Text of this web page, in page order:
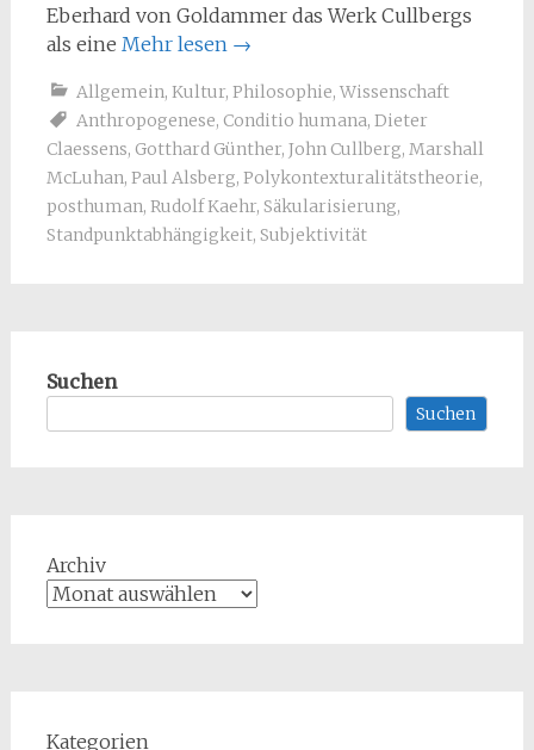
Eberhard von Goldammer das Werk Cullbergs
als eine Mehr lesen →
Allgemein, Kultur, Philosophie, Wissenschaft
Anthropogenese, Conditio humana, Dieter
Claessens, Gotthard Günther, John Cullberg, Marshall
McLuhan, Paul Alsberg, Polykontexturalitätstheorie,
posthuman, Rudolf Kaehr, Säkularisierung,
Standpunktabhängigkeit, Subjektivität
Suchen
Suchen
Archiv
Kategorien